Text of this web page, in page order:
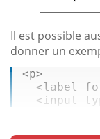
Il est possible
donner un
<p>
<label
<input